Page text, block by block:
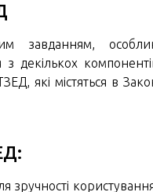
завданням,
декількох
які містяться в
зручності